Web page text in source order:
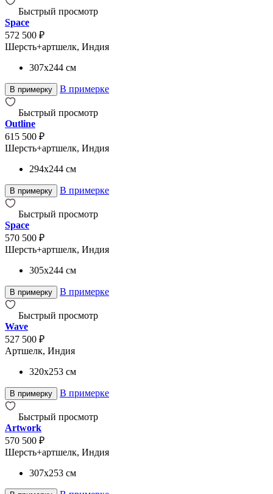
Быстрый просмотр
Space
572 500 ₽
Шерсть+артшелк, Индия
307x244 см
В примерку В примерке
Быстрый просмотр
Outline
615 500 ₽
Шерсть+артшелк, Индия
294x244 см
В примерку В примерке
Быстрый просмотр
Space
570 500 ₽
Шерсть+артшелк, Индия
305x244 см
В примерку В примерке
Быстрый просмотр
Wave
527 500 ₽
Артшелк, Индия
320x253 см
В примерку В примерке
Быстрый просмотр
Artwork
570 500 ₽
Шерсть+артшелк, Индия
307x253 см